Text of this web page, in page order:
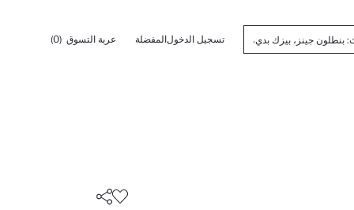
تسجيل الدخولالمفضلة عربة التسوق (0)